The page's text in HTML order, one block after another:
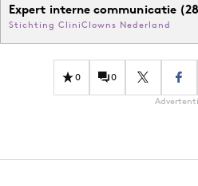
Expert interne communicatie
Stichting CliniClowns Nederland
0 0